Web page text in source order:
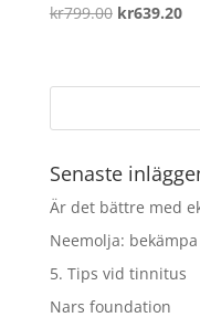
kr799.00 Det
var:
kr639.20Det
är:
Senaste
Är det bättre med
Neemolja:
5. Tips vid tinnitus
Nars foundation